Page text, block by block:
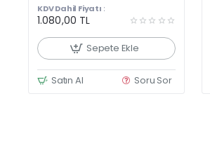
KDV Dahil Fiyatı :
1.080,00 TL
Sepete Ekle
Satın Al Soru Sor